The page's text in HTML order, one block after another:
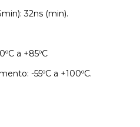
32ns (min).
a +85ºC
-55ºC a +100ºC.